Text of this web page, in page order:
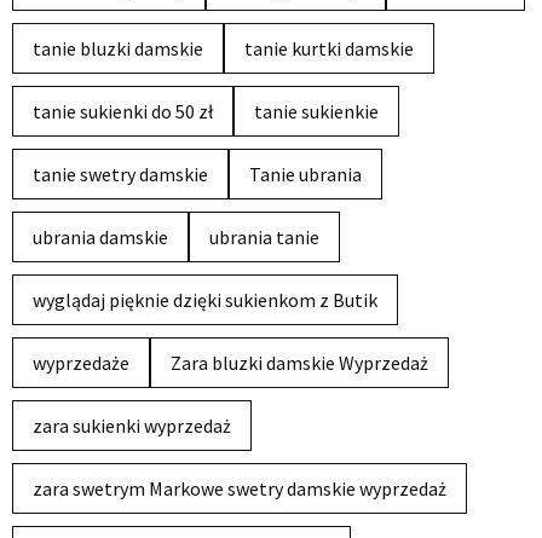
tanie bluzki damskie tanie kurtki damskie
tanie sukienki do 50 zł tanie sukienkie
tanie swetry damskie Tanie ubrania
ubrania damskie ubrania tanie
wyglądaj pięknie dzięki sukienkom z Butik
wyprzedaże Zara bluzki damskie Wyprzedaż
zara sukienki wyprzedaż
zara swetrym Markowe swetry damskie wyprzedaż